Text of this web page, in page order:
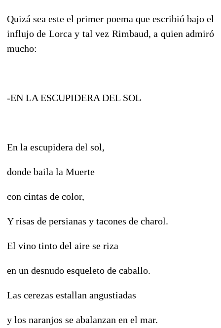
Quizá sea este el primer poema que escribió bajo el
influjo de Lorca y tal vez Rimbaud, a quien admiró
mucho:
-EN LA ESCUPIDERA DEL SOL
En la escupidera del sol,
donde baila la Muerte
con cintas de color,
Y risas de persianas y tacones de charol.
El vino tinto del aire se riza
en un desnudo esqueleto de caballo.
Las cerezas estallan angustiadas
y los naranjos se abalanzan en el mar.